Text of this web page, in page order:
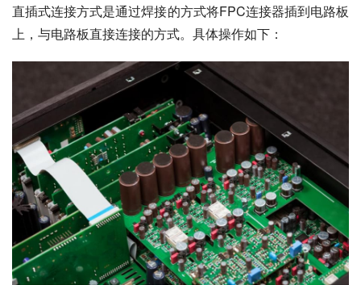
直插式连接方式是通过焊接的方式将FPC连接器插到电路板
上，与电路板直接连接的方式。具体操作如下：